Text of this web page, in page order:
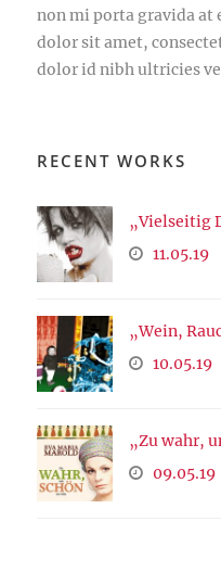
non mi porta gravida at
dolor sit amet,
dolor id nibh ultricies
RECENT WORKS
„Vielseitig
11.05.19
„Wein,
10.05.19
„Zu wahr,
09.05.19